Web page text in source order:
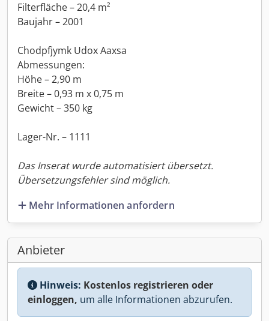
Filterfläche – 20,4 m²
Baujahr – 2001
Chodpfjymk Udox Aaxsa
Abmessungen:
Höhe – 2,90 m
Breite – 0,93 m x 0,75 m
Gewicht – 350 kg
Lager-Nr. – 1111
Das Inserat wurde automatisiert übersetzt.
Übersetzungsfehler sind möglich.
Mehr Informationen anfordern
Anbieter
Hinweis: Kostenlos registrieren oder
einloggen, um alle Informationen abzurufen.